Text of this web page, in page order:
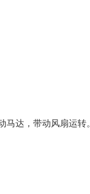
达，带动风扇运转。